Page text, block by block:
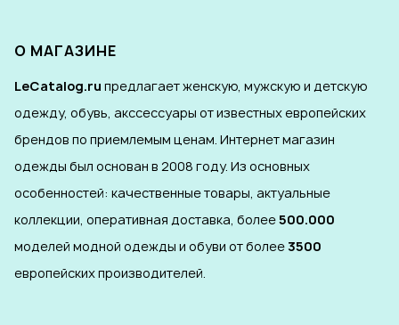
О МАГАЗИНЕ
LeCatalog.ru предлагает женскую, мужскую и детскую
одежду, обувь, акссессуары от известных европейских
брендов по приемлемым ценам. Интернет магазин
одежды был основан в 2008 году. Из основных
особенностей: качественные товары, актуальные
коллекции, оперативная доставка, более500.000
моделей модной одежды и обуви от более3500
европейских производителей.